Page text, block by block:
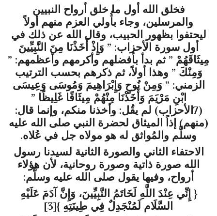
فخلق الله أول ما خلق أرواح النبيين
والمرسلين، وجاء بأُولي العزم منهم أولاً
ليحتفوا بظهور الحبيب، وقال الله عن ذلك في
أول سورة الأحزاب: ” وَإِذْ أَخَذْنَا مِنَ النَّبِيِّينَ
مِيثَاقَهُمْ ” ثم بدأ بأفضلهم وأكرمهم وأعظمهم: ”
وَمِنْكَ ” وهذا أولاً، ثم ذكرهم بحسب الترتيب
الزمني: ” وَمِنْ نُوحٍ وَإِبْرَاهِيمَ وَمُوسَى وَعِيسَى
ابْنِ مَرْيَمَ وَأَخَذْنَا مِنْهُمْ مِيثَاقًا غَلِيظًا ”
(7الأحزاب) لم يقُل: وأخذنا منكم، وإنما قال:
(منهم) إذاً الميثاق لحضرة النبي صلى الله عليه
وسلَّم والمُواثق له هو مولاه جل في عُلاه.
الاحتفاء الثاني والصورة الثانية لسيدنا رسول
الله صورة ذاتية وصورة روحانية، لأن هؤلاء
أرواح، وفيها يقول صلى الله عليه وسلَّم:
{ إِنِّي عِنْدَ اللَّهِ لَخَاتَمُ النَّبِيِّينَ، وَإِنَّ آدَمَ عَلَيْهِ
السَّلَام لَمُنْجَدِلٌ فِي طِينَتِهِ }[3]